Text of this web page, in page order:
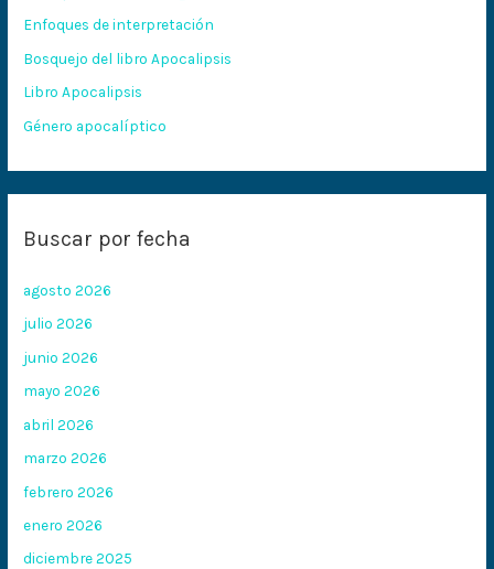
o
r
:
Enfoques de interpretación
Bosquejo del libro Apocalipsis
Libro Apocalipsis
Género apocalíptico
Buscar por fecha
agosto 2026
julio 2026
junio 2026
mayo 2026
abril 2026
marzo 2026
febrero 2026
enero 2026
diciembre 2025